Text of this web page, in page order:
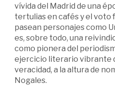
vívida del Madrid de una
tertulias en cafés y el voto
pasean personajes como
es, sobre todo, una
como pionera del
ejercicio literario vibrante
veracidad, a la altura de
Nogales.